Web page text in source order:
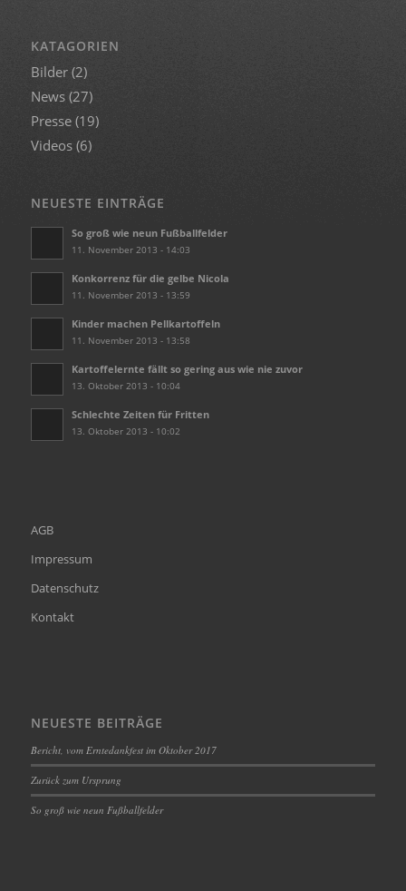
KATAGORIEN
Bilder(2)
News(27)
Presse(19)
Videos(6)
NEUESTE EINTRÄGE
So groß wie neun Fußballfelder
11. November 2013 - 14:03
Konkorrenz für die gelbe Nicola
11. November 2013 - 13:59
Kinder machen Pellkartoffeln
11. November 2013 - 13:58
Kartoffelernte fällt so gering aus wie nie zuvor
13. Oktober 2013 - 10:04
Schlechte Zeiten für Fritten
13. Oktober 2013 - 10:02
AGB
Impressum
Datenschutz
Kontakt
NEUESTE BEITRÄGE
Bericht, vom Erntedankfest im Oktober 2017
Zurück zum Ursprung
So groß wie neun Fußballfelder